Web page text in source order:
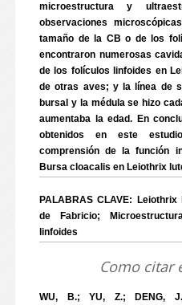
microestructura y
observaciones
tamaño de la CB o de los
encontraron numerosas
de los folículos linfoides en
de otras aves; y la línea de
bursal y la médula se hizo
aumentaba la edad. En
obtenidos en este
comprensión de la función
Bursa cloacalis en Leiothrix
PALABRAS CLAVE:
de Fabricio;
linfoides
Como citar
WU, B.; YU, Z.; DENG,